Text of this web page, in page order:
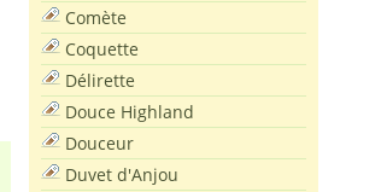
Comète
Coquette
Délirette
Douce Highland
Douceur
Duvet d'Anjou